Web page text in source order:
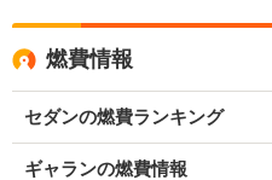
燃費情報
セダンの燃費ランキング
ギャランの燃費情報